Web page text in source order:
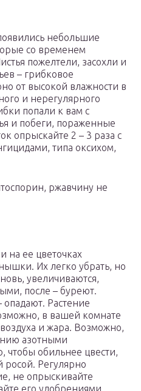
небольшие
со временем
пожелтели, засохли и
– грибковое
от высокой влажности в
и нерегулярного
попали к вам с
и побеги, пораженные
опрыскайте 2 – 3 раза с
типа оксихом,
ржавчину не
на ее цветочках
Их легко убрать, но
увеличиваются,
после – буреют.
опадают. Растение
в вашей комнате
и жара. Возможно,
азотными
чтобы обильнее цвести,
росой. Регулярно
не опрыскивайте
его удобрениями,